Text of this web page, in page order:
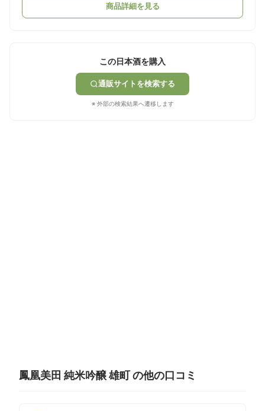
商品詳細を見る
この日本酒を購入
通販サイトを検索する
※ 外部の検索結果へ遷移します
鳳凰美田 純米吟醸 雄町 の他の口コミ